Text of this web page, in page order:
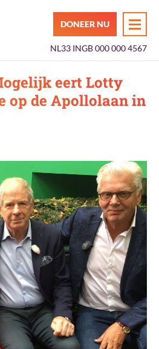
DONEER NU
NL33 INGB 000 000 4567
eert Lotty
op de Apollolaan in